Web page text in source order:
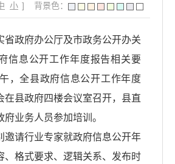
小 ] 背景色：
省政府办公厅及市政务公开办关
信息公开工作年度报告相关要
，全县政府信息公开工作年度
在县政府四楼会议室召开，县直
业务人员参加培训。
邀请行业专家就政府信息公开年
、格式要求、逻辑关系、发布时